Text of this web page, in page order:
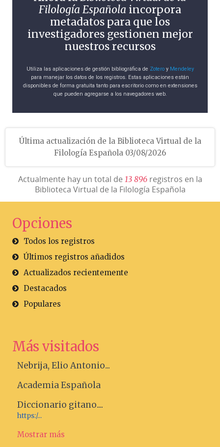
Filología Española incorpora
metadatos para que los
investigadores gestionen mejor
nuestros recursos
Utiliza las aplicaciones de gestión bibliográfica de Zoteroy Mendeley
para manejar los datos de los registros. Estas aplicaciones están
disponibles de forma gratuita tanto para escritorio como en extensiones
que pueden agregarse a los navegadores web.
Última actualización de la Biblioteca Virtual de la
Filología Española 03/08/2026
Actualmente hay un total de 13 896registros en la
Biblioteca Virtual de la Filología Española
Opciones
Todos los registros
Últimos registros añadidos
Actualizados recientemente
Destacados
Populares
Más visitados
Nebrija, Elio Antonio...
Academia Española
Diccionario gitano....
https:/...
Mostrar más